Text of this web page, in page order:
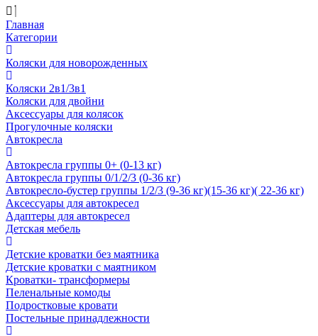
Главная
Категории
Коляски для новорожденных
Коляски 2в1/3в1
Коляски для двойни
Аксессуары для колясок
Прогулочные коляски
Автокресла
Автокресла группы 0+ (0-13 кг)
Автокресла группы 0/1/2/3 (0-36 кг)
Автокресло-бустер группы 1/2/3 (9-36 кг)(15-36 кг)( 22-36 кг)
Аксессуары для автокресел
Адаптеры для автокресел
Детская мебель
Детские кроватки без маятника
Детские кроватки с маятником
Кроватки- трансформеры
Пеленальные комоды
Подростковые кровати
Постельные принадлежности